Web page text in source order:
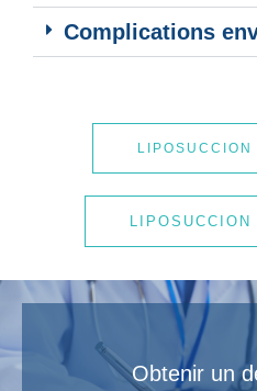
Complications
LIPOSUCCION
LIPOSUCCION
Obtenir un